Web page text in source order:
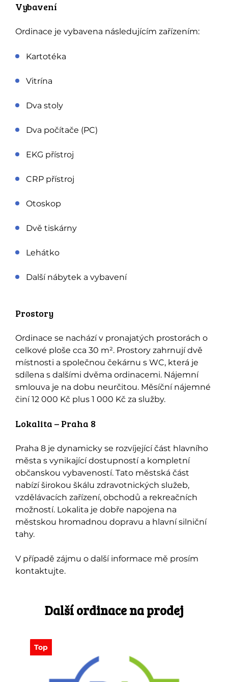
Vybavení
Ordinace je vybavena následujícím zařízením:
Kartotéka
Vitrína
Dva stoly
Dva počítače (PC)
EKG přístroj
CRP přístroj
Otoskop
Dvě tiskárny
Lehátko
Další nábytek a vybavení
Prostory
Ordinace se nachází v pronajatých prostorách o
celkové ploše cca 30 m². Prostory zahrnují dvě
místnosti a společnou čekárnu s WC, která je
sdílena s dalšími dvěma ordinacemi. Nájemní
smlouva je na dobu neurčitou. Měsíční nájemné
činí 12 000 Kč plus 1 000 Kč za služby.
Lokalita – Praha 8
Praha 8 je dynamicky se rozvíjející část hlavního
města s vynikající dostupností a kompletní
občanskou vybaveností. Tato městská část
nabízí širokou škálu zdravotnických služeb,
vzdělávacích zařízení, obchodů a rekreačních
možností. Lokalita je dobře napojena na
městskou hromadnou dopravu a hlavní silniční
tahy.
V případě zájmu o další informace mě prosím
kontaktujte.
Další ordinace na prodej
Top